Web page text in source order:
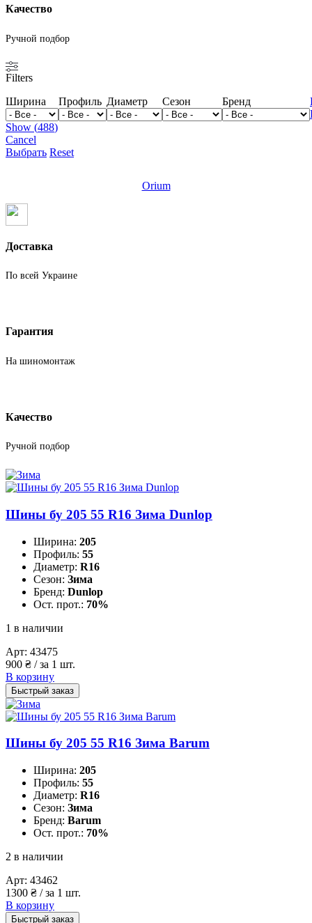
Качество
Ручной подбор
Filters
Ширина
Профиль Диаметр Сезон Бренд
Show (488)
Cancel
Выбрать Reset
Orium
Доставка
По всей Украине
Гарантия
На шиномонтаж
Качество
Ручной подбор
Шины бу 205 55 R16 Зима Dunlop
Ширина: 205
Профиль: 55
Диаметр: R16
Сезон: Зима
Бренд: Dunlop
Ост. прот.: 70%
1 в наличии
Арт: 43475
900 ₴ / за 1 шт.
В корзину
Быстрый заказ
Шины бу 205 55 R16 Зима Barum
Ширина: 205
Профиль: 55
Диаметр: R16
Сезон: Зима
Бренд: Barum
Ост. прот.: 70%
2 в наличии
Арт: 43462
1300 ₴ / за 1 шт.
В корзину
Быстрый заказ